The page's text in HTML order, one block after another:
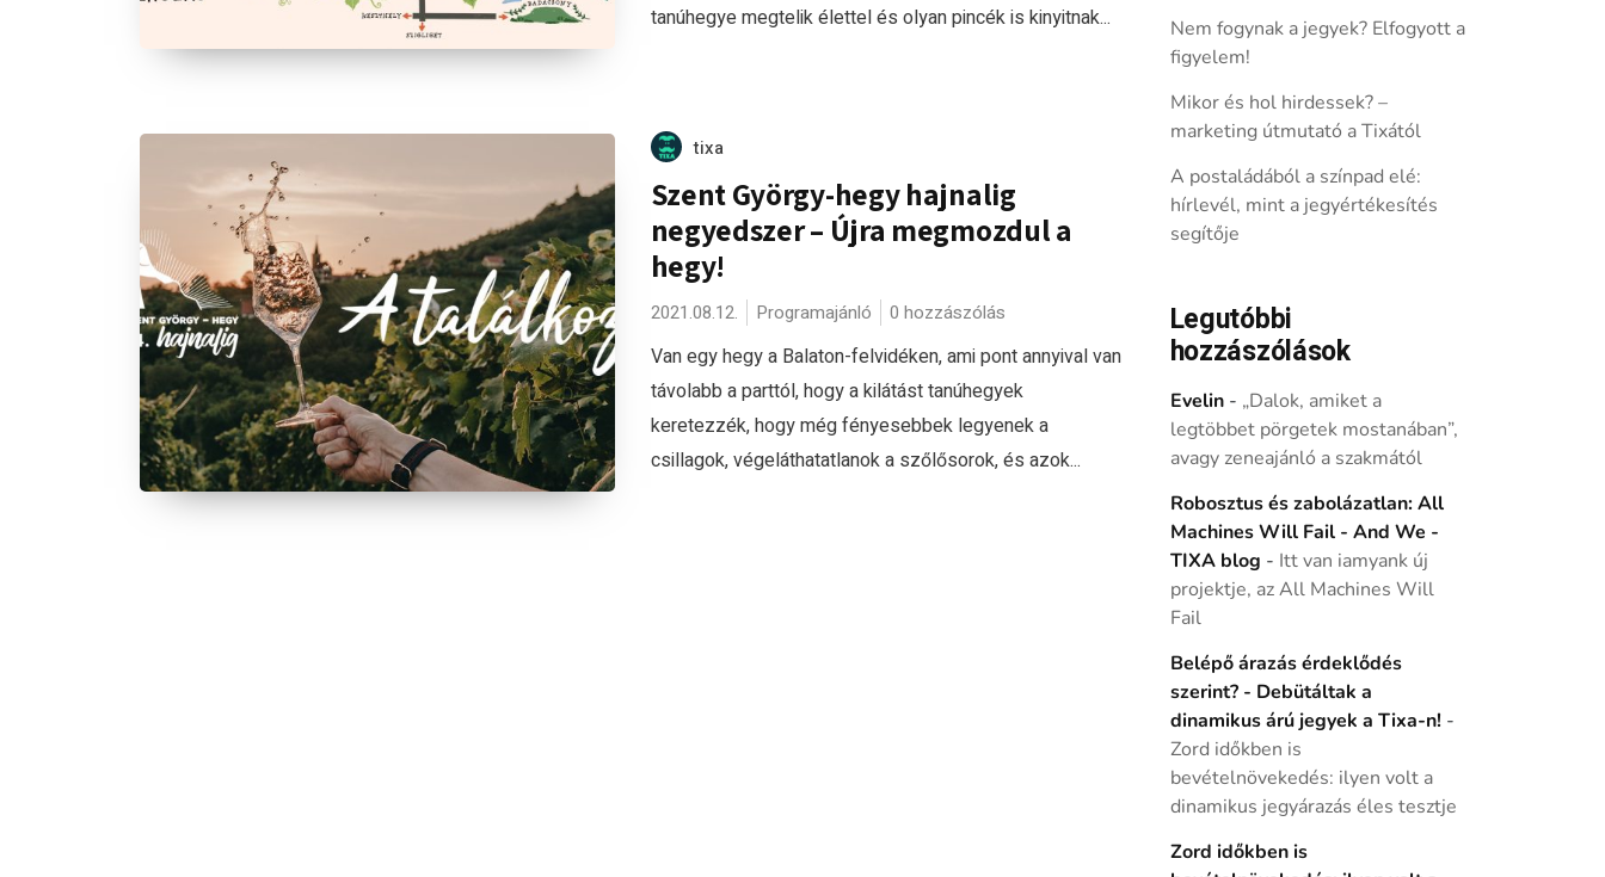
tanúhegye megtelik élettel és olyan pincék is kinyitnak...
tixa
Szent György-hegy hajnalig
negyedszer – Újra megmozdul a
hegy!
2021.08.12. Programajánló 0 hozzászólás
Van egy hegy a Balaton-felvidéken, ami pont annyival van
távolabb a parttól, hogy a kilátást tanúhegyek
keretezzék, hogy még fényesebbek legyenek a
csillagok, végeláthatatlanok a szőlősorok, és azok...
Nem fogynak a jegyek? Elfogyott a
figyelem!
Mikor és hol hirdessek? –
marketing útmutató a Tixától
A postaládából a színpad elé:
hírlevél, mint a jegyértékesítés
segítője
Legutóbbi
hozzászólások
Evelin- „Dalok, amiket a
legtöbbet pörgetek mostanában”,
avagy zeneajánló a szakmától
Robosztus és zabolázatlan: All
Machines Will Fail - And We -
TIXA blog - Itt van iamyank új
projektje, az All Machines Will
Fail
Belépő árazás érdeklődés
szerint? - Debütáltak a
dinamikus árú jegyek a Tixa-n! -
Zord időkben is
bevételnövekedés: ilyen volt a
dinamikus jegyárazás éles tesztje
Zord időkben is